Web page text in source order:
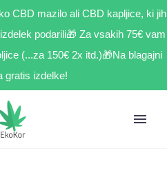
CBD mazilo ali CBD kapljice, ki jih
podarili🎁 Za vsakih 75€ vam
(...za 150€ 2x itd.)🎁Na blagajni
gratis izdelke!